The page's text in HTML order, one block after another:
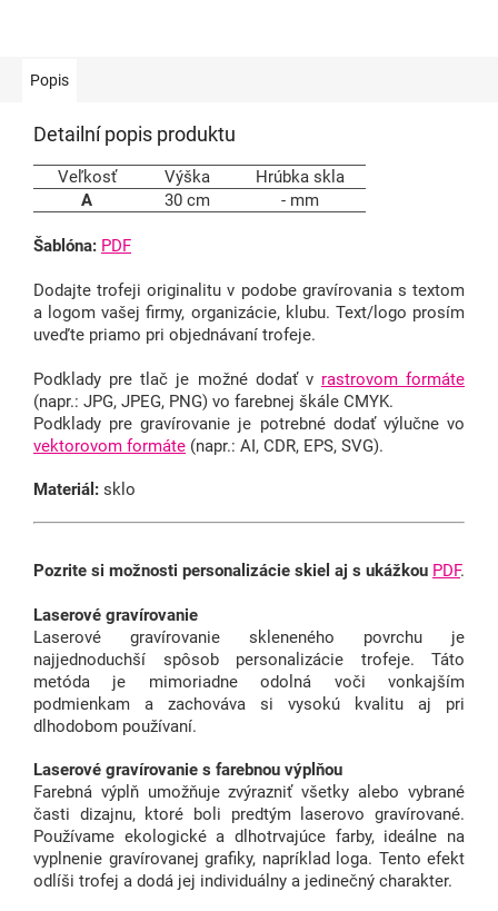
Popis
Detailní popis produktu
Veľkosť Výška
Hrúbka skla
A
30 cm - mm
Šablóna: PDF
Dodajte trofeji originalitu v podobe gravírovania s textom
a logom vašej firmy, organizácie, klubu. Text/logo prosím
uveďte priamo pri objednávaní trofeje.
Podklady pre tlač je možné dodať v rastrovom formáte
(napr.: JPG, JPEG, PNG) vo farebnej škále CMYK.
Podklady pre gravírovanie je potrebné dodať výlučne vo
vektorovom formáte (napr.: AI, CDR, EPS, SVG).
Materiál: sklo
Pozrite si možnosti personalizácie skiel aj s ukážkou PDF.
Laserové gravírovanie
Laserové gravírovanie skleneného povrchu je
najjednoduchší spôsob personalizácie trofeje. Táto
metóda je mimoriadne odolná voči vonkajším
podmienkam a zachováva si vysokú kvalitu aj pri
dlhodobom používaní.
Laserové gravírovanie s farebnou výplňou
Farebná výplň umožňuje zvýrazniť všetky alebo vybrané
časti dizajnu, ktoré boli predtým laserovo gravírované.
Používame ekologické a dlhotrvajúce farby, ideálne na
vyplnenie gravírovanej grafiky, napríklad loga. Tento efekt
odlíši trofej a dodá jej individuálny a jedinečný charakter.